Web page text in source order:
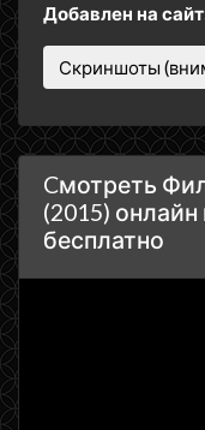
Добавлен на
Скриншоты
Cмотреть
(2015)
бесплатно